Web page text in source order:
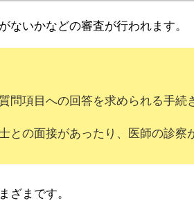
ないかなどの審査が行われます。
問項目への回答を求められる手続
との面接があったり、医師の診察
ざまです。